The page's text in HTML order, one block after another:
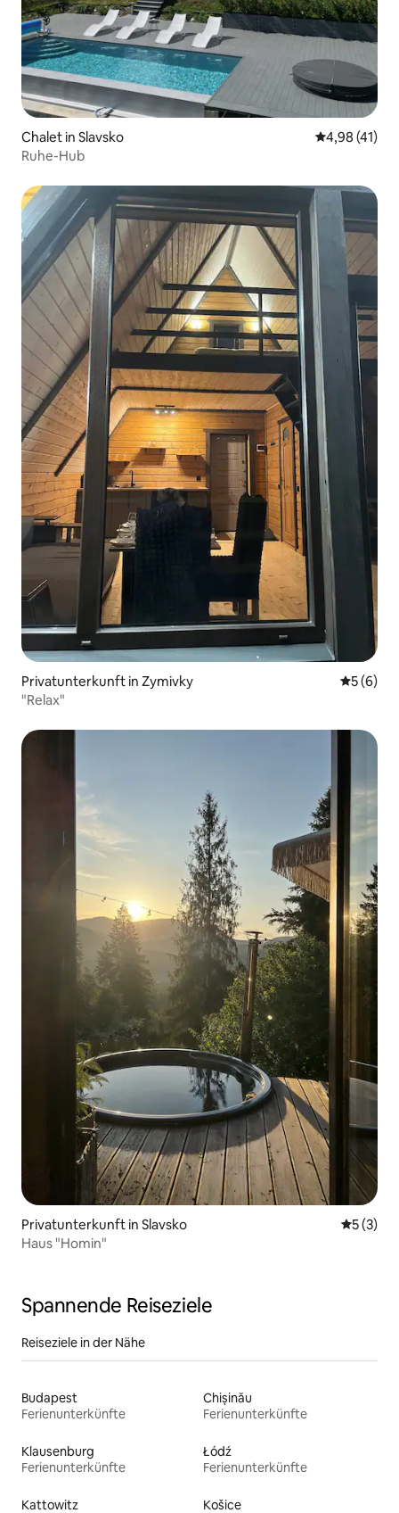
Chalet in Slavsko
4,98 (41)
Ruhe-Hub
Privatunterkunft in Zymivky
5 (6)
"Relax"
Privatunterkunft in Slavsko
5 (3)
Haus "Homin"
Spannende Reiseziele
Reiseziele in der Nähe
Budapest
Ferienunterkünfte
Chișinău
Ferienunterkünfte
Klausenburg
Ferienunterkünfte
Łódź
Ferienunterkünfte
Kattowitz
Košice